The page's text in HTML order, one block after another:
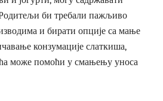
би требали пажљиво
и бирати опције са мање
конзумације слаткиша,
може помоћи у смањењу уноса